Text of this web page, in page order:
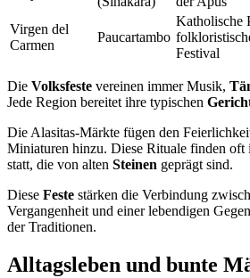
Virgen del
Carmen
Paucartambo
Katholische
Festival
Die Volksfeste vereinen immer Musik,
Jede Region bereitet ihre typischen
Die Alasitas-Märkte fügen den
Miniaturen hinzu. Diese Rituale finden oft
statt, die von alten Steinen geprägt sind.
Diese Feste stärken die Verbindung
Vergangenheit und einer lebendigen
der Traditionen.
Alltagsleben und bunte